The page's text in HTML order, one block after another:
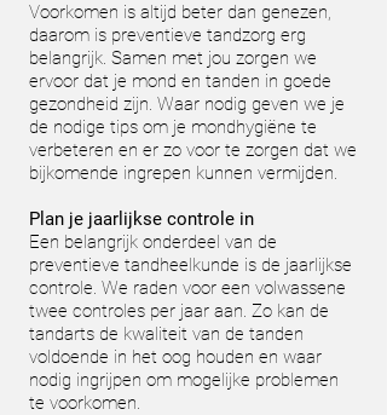
Voorkomen is altijd beter dan genezen,
daarom is preventieve tandzorg erg
belangrijk. Samen met jou zorgen we
ervoor dat je mond en tanden in goede
gezondheid zijn. Waar nodig geven we je
de nodige tips om je mondhygiëne te
verbeteren en er zo voor te zorgen dat we
bijkomende ingrepen kunnen vermijden.
Plan je jaarlijkse controle in
Een belangrijk onderdeel van de
preventieve tandheelkunde is de jaarlijkse
controle. We raden voor een volwassene
twee controles per jaar aan. Zo kan de
tandarts de kwaliteit van de tanden
voldoende in het oog houden en waar
nodig ingrijpen om mogelijke problemen
te voorkomen.